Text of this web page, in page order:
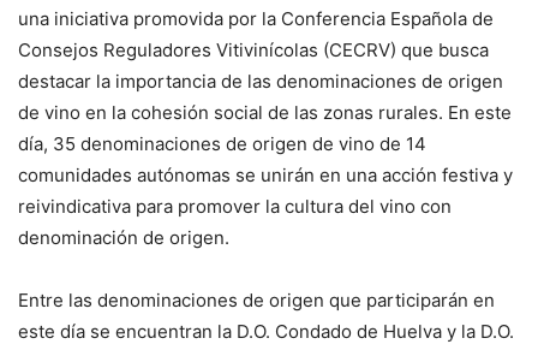
una iniciativa promovida por la Conferencia Española de
Consejos Reguladores Vitivinícolas (CECRV) que busca
destacar la importancia de las denominaciones de origen
de vino en la cohesión social de las zonas rurales. En este
día, 35 denominaciones de origen de vino de 14
comunidades autónomas se unirán en una acción festiva y
reivindicativa para promover la cultura del vino con
denominación de origen.
Entre las denominaciones de origen que participarán en
este día se encuentran la D.O. Condado de Huelva y la D.O.